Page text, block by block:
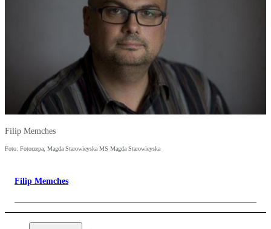
Filip Memches
Foto: Fotorzepa, Magda Starowieyska MS Magda Starowieyska
Filip Memches